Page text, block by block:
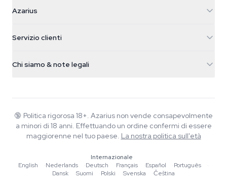
Galvaniweg 11
Nederland
+31(0)204897914
Azarius
Smokeshop
Servizio clienti
FAQ
Informativa sulla privacy
Chi siamo & note legali
Wiki
Blog
Musica
Linee guida editoriali
Strumenti e Calcolatori
🔞 Politica rigorosa 18+. Azarius non vende consapevolmente
a minori di 18 anni. Effettuando un ordine confermi di essere
maggiorenne nel tuo paese. La nostra politica sull'età
Internazionale
English
·Nederlands ·Deutsch ·Français ·Español ·Português
·
Dansk
·Suomi ·Polski ·Svenska ·Čeština